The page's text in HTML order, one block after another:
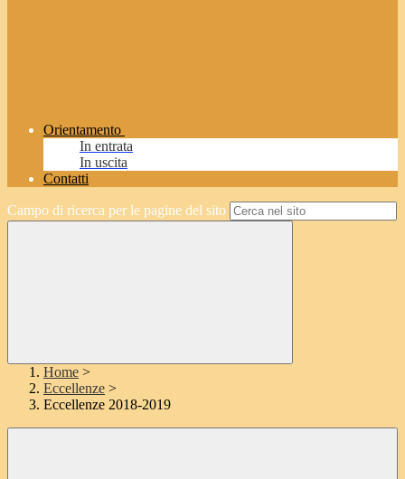
Orientamento
In entrata
In uscita
Contatti
Campo di ricerca per le pagine del sito
Home >
Eccellenze >
Eccellenze 2018-2019